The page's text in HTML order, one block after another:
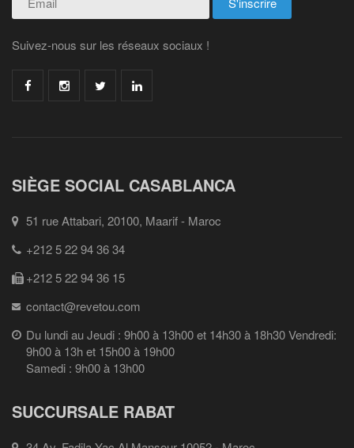
Suivez-nous sur les réseaux sociaux !
SIÈGE SOCIAL CASABLANCA
51 rue Attabari, 20100, Maarif - Maroc
+212 5 22 94 36 34
+212 5 22 94 36 15
contact@revetou.com
Du lundi au Jeudi : 9h00 à 13h00 et 14h30 à 18h30 Vendredi:
9h00 à 13h et 15h00 à 19h00
Samedi : 9h00 à 13h00
SUCCURSALE RABAT